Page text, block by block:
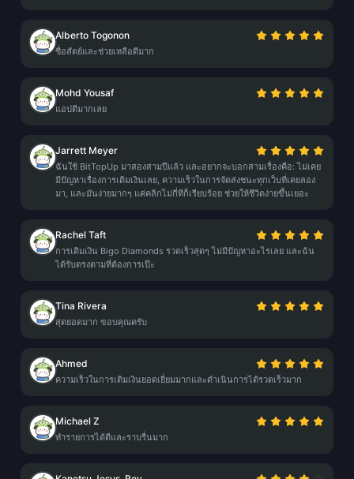
Alberto Togonon
ซื่อสัตย์และช่วยเหลือดีมาก
Mohd Yousaf
แอปดีมากเลย
Jarrett Meyer
ฉันใช้ BitTopUp มาสองสามปีแล้ว และอยากจะบอกสามเรื่องคือ: ไม่เคย
มีปัญหาเรื่องการเติมเงินเลย, ความเร็วในการจัดส่งชนะทุกเว็บที่เคยลอง
มา, และมันง่ายมากๆ แค่คลิกไม่กี่ทีก็เรียบร้อย ช่วยให้ชีวิตง่ายขึ้นเยอะ
Rachel Taft
การเติมเงิน Bigo Diamonds รวดเร็วสุดๆ ไม่มีปัญหาอะไรเลย และฉัน
ได้รับตรงตามที่ต้องการเป๊ะ
Tina Rivera
สุดยอดมาก ขอบคุณครับ
Ahmed
ความเร็วในการเติมเงินยอดเยี่ยมมากและดำเนินการได้รวดเร็วมาก
Michael Z
ทำรายการได้ดีและราบรื่นมาก